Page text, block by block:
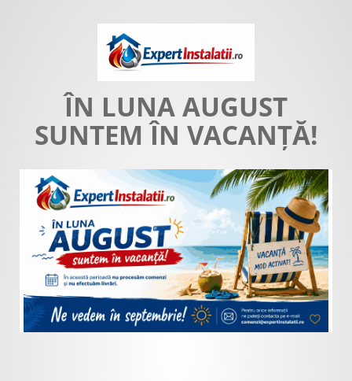
ÎN LUNA AUGUST
SUNTEM ÎN VACANȚĂ!